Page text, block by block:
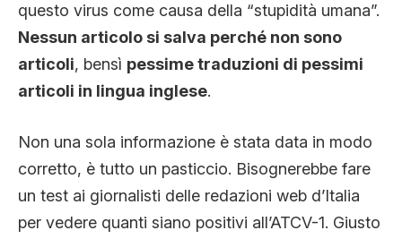
questo virus come causa della “stupidità umana”.
Nessun articolo si salva perché non sono
articoli, bensì pessime traduzioni di pessimi
articoli in lingua inglese.
Non una sola informazione è stata data in modo
corretto, è tutto un pasticcio. Bisognerebbe fare
un test ai giornalisti delle redazioni web d’Italia
per vedere quanti siano positivi all’ATCV-1. Giusto